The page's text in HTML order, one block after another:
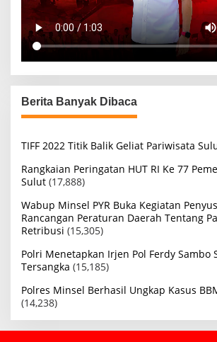
Berita Banyak Dibaca
TIFF 2022 Titik Balik Geliat Pariwisata
Rangkaian Peringatan HUT RI Ke 77
Sulut (17,888)
Wabup Minsel PYR Buka Kegiatan
Rancangan Peraturan Daerah Tentang
Retribusi (15,305)
Polri Menetapkan Irjen Pol Ferdy Sambo
Tersangka (15,185)
Polres Minsel Berhasil Ungkap Kasus
(14,238)